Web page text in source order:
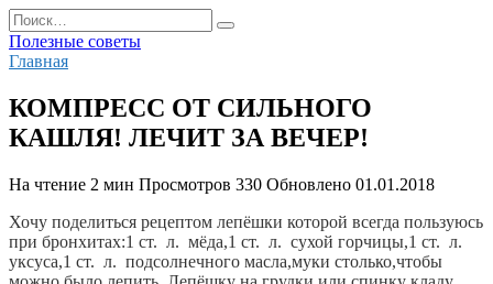
Перейти
к
содержанию
Search
for:
Полезные советы
Главная
КОМПРЕСС ОТ СИЛЬНОГО
КАШЛЯ! ЛЕЧИТ ЗА ВЕЧЕР!
На чтение 2 мин Просмотров 330 Обновлено 01.01.2018
Хочу поделиться рецептом лепёшки которой всегда пользуюсь
при бронхитах:1 ст.  л.  мёда,1 ст.  л.  сухой горчицы,1 ст.  л.
уксуса,1 ст.  л.  подсолнечного масла,муки столько,чтобы